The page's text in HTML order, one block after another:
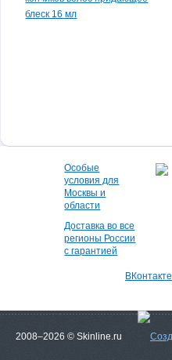
1 200 руб.
1 080 руб.
блеск 16 мл
Особые
условия для
Москвы и
области
Доставка во все
регионы России
с гарантией
ВКонтакте
2008–2026 © Skinline.ru